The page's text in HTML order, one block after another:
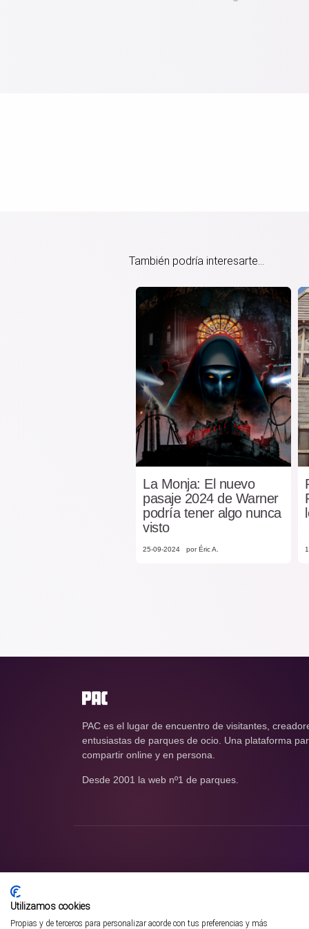
También podría interesarte...
La Monja: El nuevo
pasaje 2024 de Warner
podría tener algo nunca
visto
25-09-2024 por Éric A.
PAC es el lugar de encuentro de visitantes,
entusiastas de parques de ocio. Una plataforma
compartir online y en persona.
Desde 2001 la web nº1 de parques.
Utilizamos cookies
Propias y de terceros para personalizar acorde con tus preferencias y más